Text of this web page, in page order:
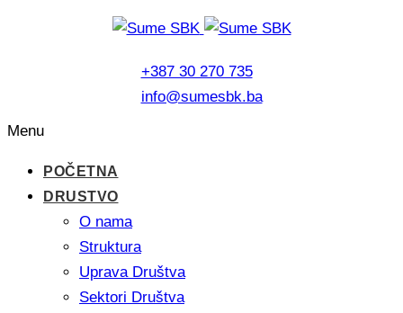
+387 30 270 735
info@sumesbk.ba
Menu
POČETNA
DRUSTVO
O nama
Struktura
Uprava Društva
Sektori Društva